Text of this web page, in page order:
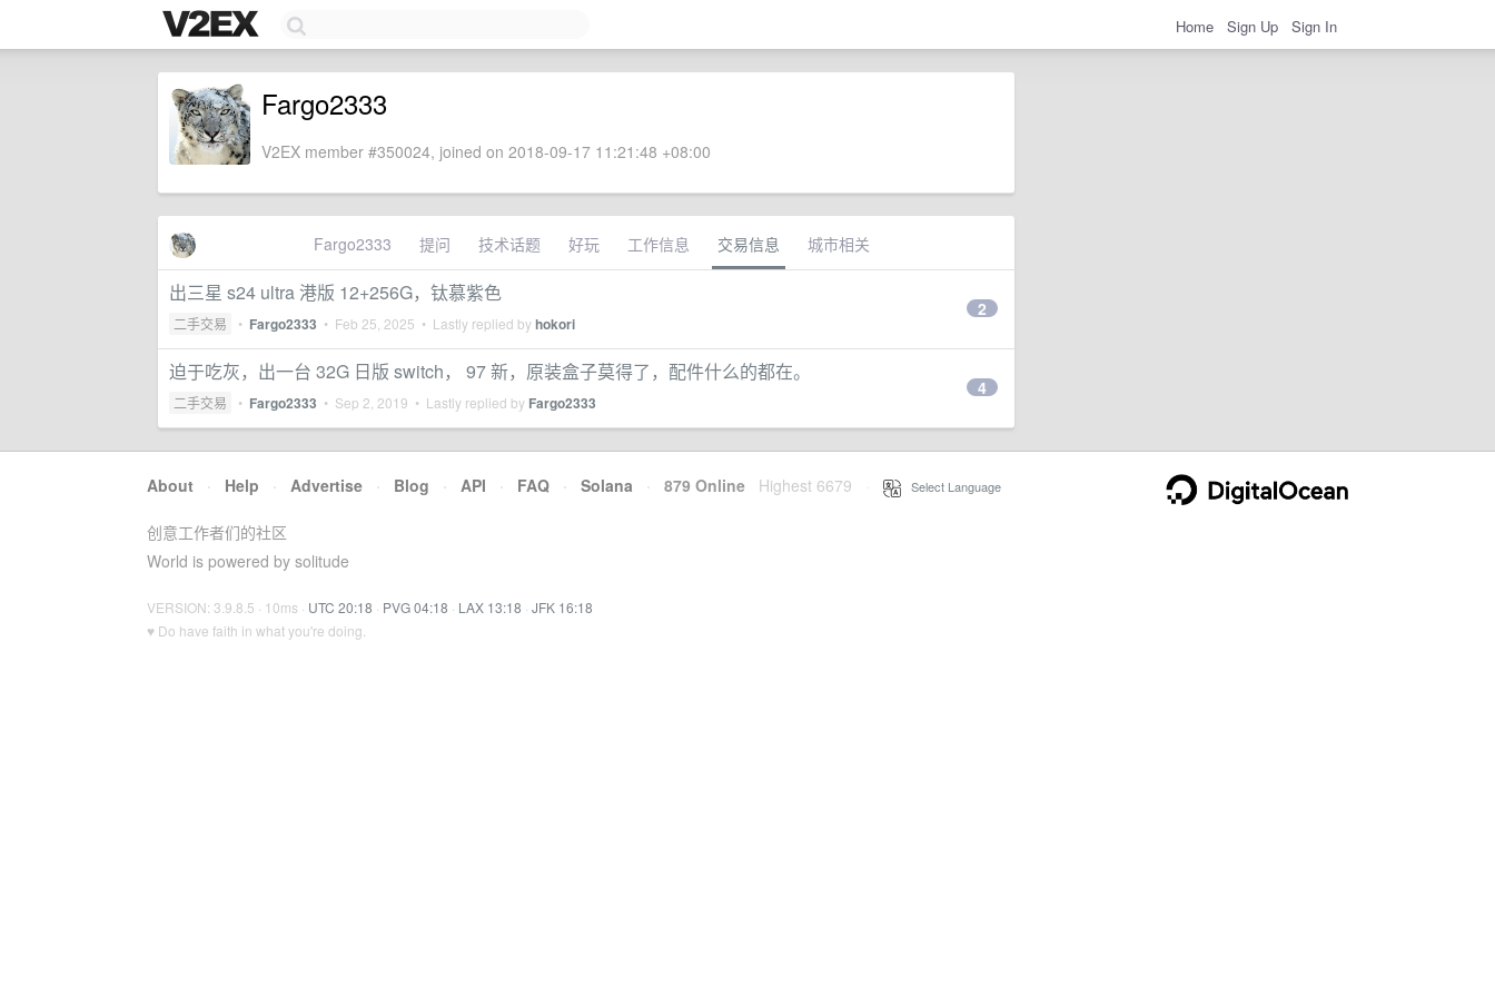
Home Sign Up Sign In
Fargo2333
V2EX member #350024, joined on 2018-09-17 11:21:48 +08:00
Fargo2333 提问 技术话题 好玩 工作信息 交易信息 城市相关
出三星 s24 ultra 港版 12+256G，钛慕紫色
二手交易 • Fargo2333 • Feb 25, 2025 • Lastly replied byhokori
2
迫于吃灰，出一台 32G 日版 switch， 97 新，原装盒子莫得了，配件什么的都在。
二手交易 • Fargo2333 • Sep 2, 2019 • Lastly replied by Fargo2333
4
About · Help · Advertise · Blog · API · FAQ · Solana · 879 Online Highest 6679 Select Language
创意工作者们的社区
World is powered by solitude
VERSION: 3.9.8.5 · 10ms · UTC 20:18 · PVG 04:18 · LAX 13:18 · JFK 16:18
♥ Do have faith in what you're doing.